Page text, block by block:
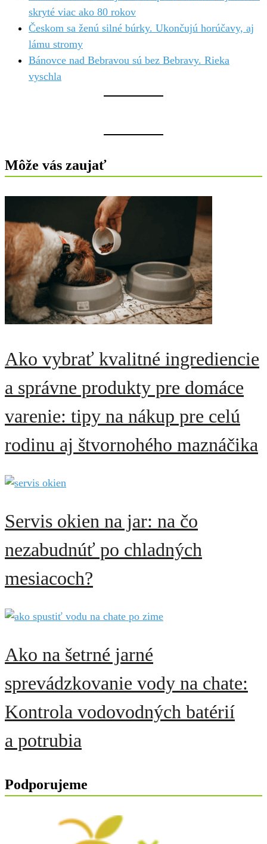
skryté viac ako 80 rokov
Českom sa ženú silné búrky. Ukončujú horúčavy, aj
lámu stromy
Bánovce nad Bebravou sú bez Bebravy. Rieka
vyschla
Môže vás zaujať
Ako vybrať kvalitné ingrediencie
a správne produkty pre domáce
varenie: tipy na nákup pre celú
rodinu aj štvornohého maznáčika
Servis okien na jar: na čo
nezabudnúť po chladných
mesiacoch?
Ako na šetrné jarné
sprevádzkovanie vody na chate:
Kontrola vodovodných batérií
a potrubia
Podporujeme